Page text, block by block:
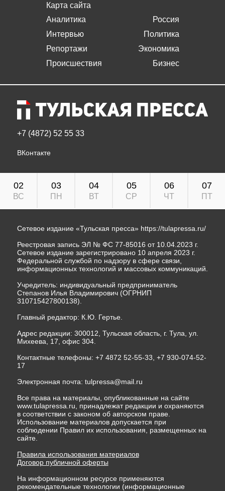
Карта сайта
Аналитика
Интервью
Репортажи
Происшествия
Россия
Политика
Экономика
Бизнес
+7 (4872) 52 55 33
ВКонтакте
02
ВС
03
ПН
04
ВТ
05
СР
06
ЧТ
07
ПТ
Сетевое издание «Тульская пресса» https://tulapressa.ru/
Реестровая запись ЭЛ № ФС 77-85016 от 10.04.2023 г.
Сетевое издание зарегистрировано 10 апреля 2023 г.
Федеральной службой по надзору в сфере связи,
информационных технологий и массовых коммуникаций.
Учредитель: индивидуальный предприниматель
Степанов Илья Владимирович (ОГРНИП
310715427800138).
Главный редактор: К.Ю. Гертье.
Адрес редакции: 300012, Тульская область, г. Тула, ул.
Михеева, 17, офис 304.
Контактные телефоны: +7 4872 52-55-33, +7 930-074-52-
17
Электронная почта: tulpressa@mail.ru
Все права на материалы, опубликованные на сайте
www.tulapressa.ru, принадлежат редакции и охраняются
в соответствии с законом об авторском праве.
Использование материалов допускается при
соблюдении Правил их использования, размещенных на
сайте.
Правила использования материалов
Договор публичной оферты
На информационном ресурсе применяются
рекомендательные технологии (информационные